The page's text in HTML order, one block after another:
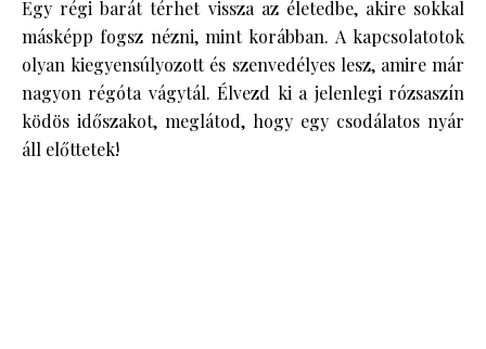
Egy régi barát térhet vissza az életedbe, akire sokkal
másképp fogsz nézni, mint korábban. A kapcsolatotok
olyan kiegyensúlyozott és szenvedélyes lesz, amire már
nagyon régóta vágytál. Élvezd ki a jelenlegi rózsaszín
ködös időszakot, meglátod, hogy egy csodálatos nyár
áll előttetek!